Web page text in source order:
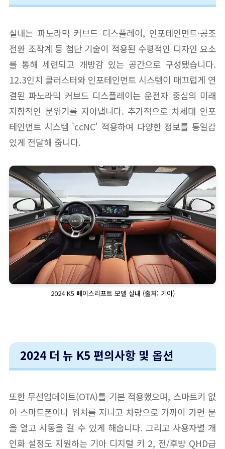
실내는 파노라믹 커브드 디스플레이, 인포테인먼트·공조
전환 조작계 등 첨단 기술이 적용된 수평적인 디자인 요소
를 통해 세련되고 개방감 있는 공간으로 구성됐습니다.
12.3인치 클러스터와 인포테인먼트 시스템이 매끄럽게 연
결된 파노라믹 커브드 디스플레이는 운전자 중심의 미래
지향적인 분위기를 자아냅니다. 추가적으로 차세대 인포
테인먼트 시스템 'ccNC' 적용하여 다양한 정보를 통일감
있게 전달해 줍니다.
2024 K5 페이스리프트 모델 실내 (출처: 기아)
2024 더 뉴 K5 편의사항 및 옵션
또한 무선업데이트(OTA)를 기본 적용했으며, 스마트키 없
이 스마트폰이나 워치를 지니고 차량으로 가까이 가면 문
을 열고 시동을 걸 수 있게 해숩니다. 그리고 사용자별 개
인화 설정도 지원하는 기아 디지털 키 2, 전/후방 QHD급